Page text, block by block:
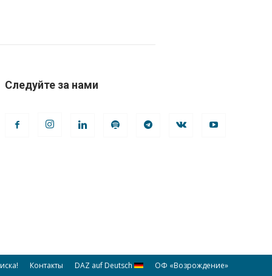
Следуйте за нами
Контакты DAZ auf Deutsch ОФ «Возрождение»